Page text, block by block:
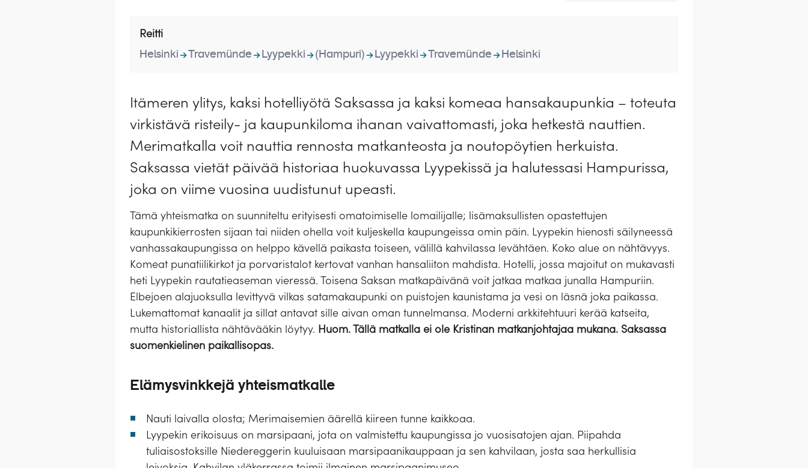
Reitti
Helsinki Travemünde Lyypekki (Hampuri) Lyypekki Travemünde Helsinki
Itämeren ylitys, kaksi hotelliyötä Saksassa ja kaksi komeaa hansakaupunkia – toteuta
virkistävä risteily- ja kaupunkiloma ihanan vaivattomasti, joka hetkestä nauttien.
Merimatkalla voit nauttia rennosta matkanteosta ja noutopöytien herkuista.
Saksassa vietät päivää historiaa huokuvassa Lyypekissä ja halutessasi Hampurissa,
joka on viime vuosina uudistunut upeasti.
Tämä yhteismatka on suunniteltu erityisesti omatoimiselle lomailijalle; lisämaksullisten opastettujen
kaupunkikierrosten sijaan tai niiden ohella voit kuljeskella kaupungeissa omin päin. Lyypekin hienosti säilyneessä
vanhassakaupungissa on helppo kävellä paikasta toiseen, välillä kahvilassa levähtäen. Koko alue on nähtävyys.
Komeat punatiilikirkot ja porvaristalot kertovat vanhan hansaliiton mahdista. Hotelli, jossa majoitut on mukavasti
heti Lyypekin rautatieaseman vieressä. Toisena Saksan matkapäivänä voit jatkaa matkaa junalla Hampuriin.
Elbejoen alajuoksulla levittyvä vilkas satamakaupunki on puistojen kaunistama ja vesi on läsnä joka paikassa.
Lukemattomat kanaalit ja sillat antavat sille aivan oman tunnelmansa. Moderni arkkitehtuuri kerää katseita,
mutta historiallista nähtävääkin löytyy. Huom. Tällä matkalla ei ole Kristinan matkanjohtajaa mukana. Saksassa
suomenkielinen paikallisopas.
Elämysvinkkejä yhteismatkalle
Nauti laivalla olosta; Merimaisemien äärellä kiireen tunne kaikkoaa.
Lyypekin erikoisuus on marsipaani, jota on valmistettu kaupungissa jo vuosisatojen ajan. Piipahda
tuliaisostoksille Niedereggerin kuuluisaan marsipaanikauppaan ja sen kahvilaan, josta saa herkullisia